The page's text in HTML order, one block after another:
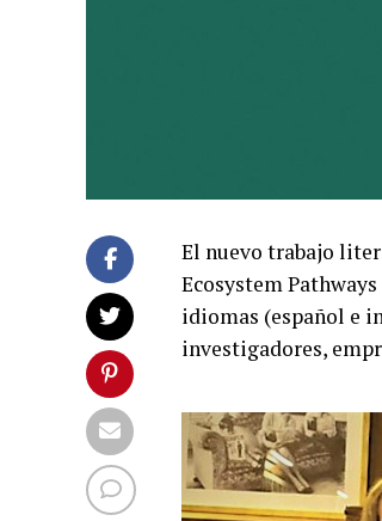
El nuevo trabajo
Ecosystem
idiomas (español e
investigadores,